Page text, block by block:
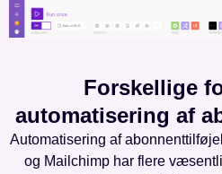
Forskellige
automatisering af
Automatisering af
og Mailchimp har flere